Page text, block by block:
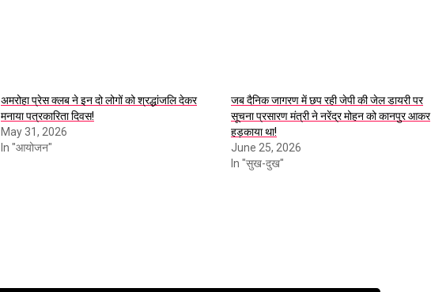
अमरोहा प्रेस क्लब ने इन दो लोगों को श्रद्धांजलि देकर
मनाया पत्रकारिता दिवस!
May 31, 2026
In "आयोजन"
जब दैनिक जागरण में छप रही जेपी की जेल डायरी पर
सूचना प्रसारण मंत्री ने नरेंद्र मोहन को कानपुर आकर
हड़काया था!
June 25, 2026
In "सुख-दुख"